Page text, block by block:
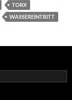
TORX
WASSEREINTRITT